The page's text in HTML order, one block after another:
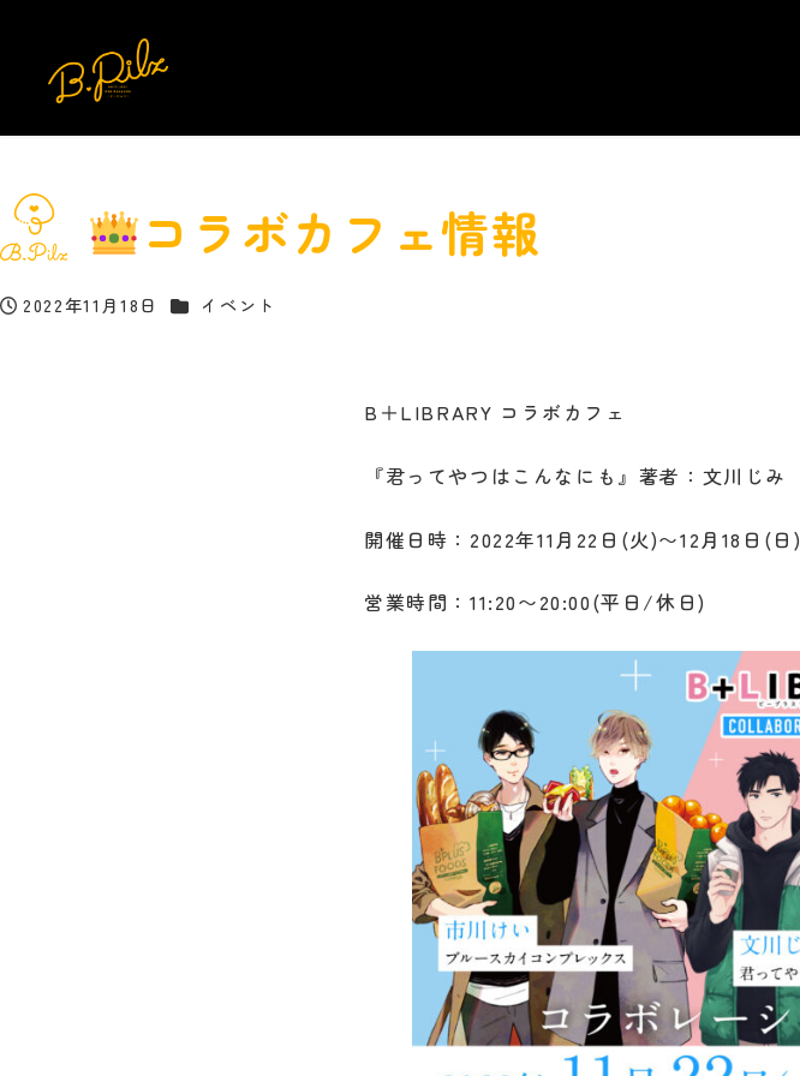
コラボカフェ情報
投稿日
2022年11月18日 カテゴリー
イベント
B＋LIBRARY コラボカフェ
『君ってやつはこんなにも』著者：文川じみ
開催日時：2022年11月22日(火)〜12月18日(日)
営業時間：11:20〜20:00(平日/休日)